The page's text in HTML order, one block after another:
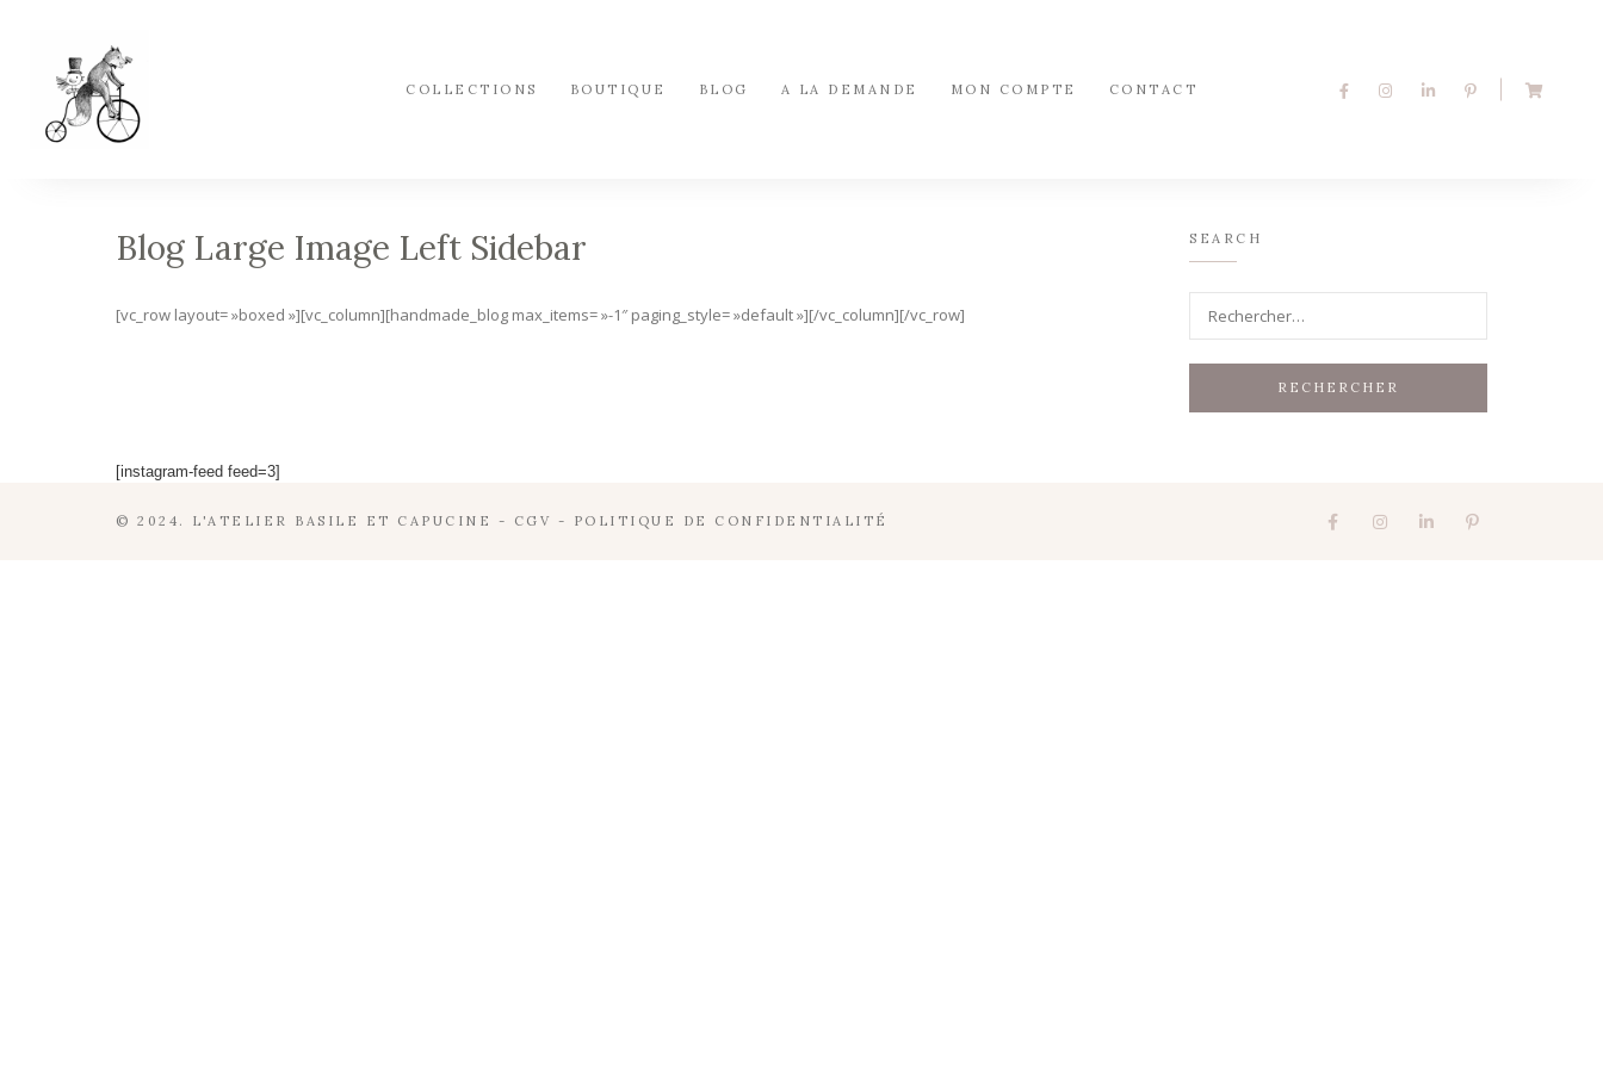
COLLECTIONS BOUTIQUE BLOG A LA DEMANDE MON COMPTE CONTACT
Blog Large Image Left Sidebar
[vc_row layout= »boxed »][vc_column][handmade_blog max_items= »-1″ paging_style= »default »][/vc_column][/vc_row]
SEARCH
[instagram-feed feed=3]
© 2024. L'ATELIER BASILE ET CAPUCINE - CGV - POLITIQUE DE CONFIDENTIALITÉ